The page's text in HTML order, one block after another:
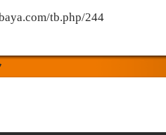
tb.php/244